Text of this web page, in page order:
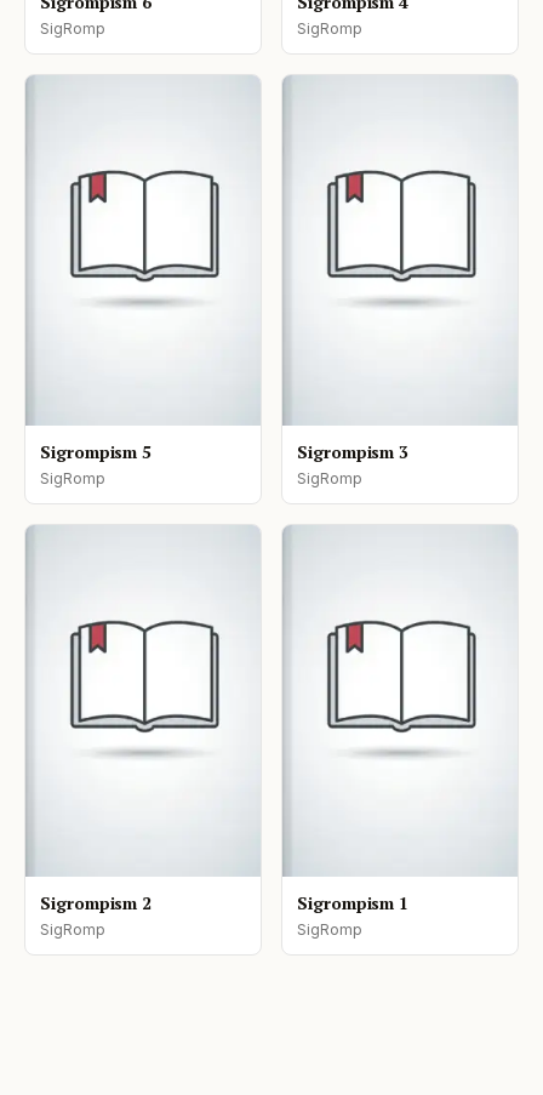
SigRomp SigRomp
Sigrompism 5
SigRomp
Sigrompism 3
SigRomp
Sigrompism 2
SigRomp
Sigrompism 1
SigRomp